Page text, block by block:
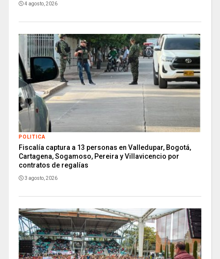
4 agosto, 2026
POLITICA
Fiscalía captura a 13 personas en Valledupar, Bogotá,
Cartagena, Sogamoso, Pereira y Villavicencio por
contratos de regalías
3 agosto, 2026